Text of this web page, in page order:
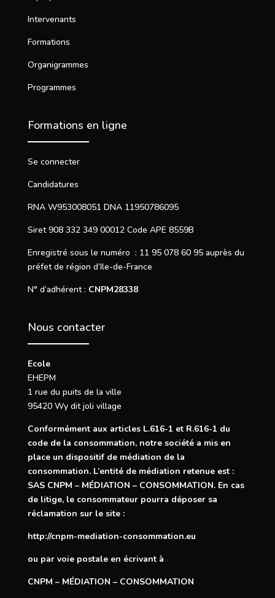
Intervenants
Formations
Organigrammes
Programmes
Formations en ligne
Se connecter
Candidatures
RNA W953008051 DNA 11950786095
Siret 908 332 349 00012 Code APE 8559B
Enregistré sous le numéro : 11 95 078 60 95 auprès du
préfet de région d’Ile-de-France
N° d’adhérent : CNPM28338
Nous contacter
Ecole
EHEPM
1 rue du puits de la ville
95420 Wy dit joli village
Conformément aux articles L.616-1 et R.616-1 du
code de la consommation, notre société a mis en
place un dispositif de médiation de la
consommation. L’entité de médiation retenue est :
SAS CNPM – MÉDIATION – CONSOMMATION. En cas
de litige, le consommateur pourra déposer sa
réclamation sur le site :
http://cnpm-mediation-consommation.eu
ou par voie postale en écrivant à
CNPM – MÉDIATION – CONSOMMATION